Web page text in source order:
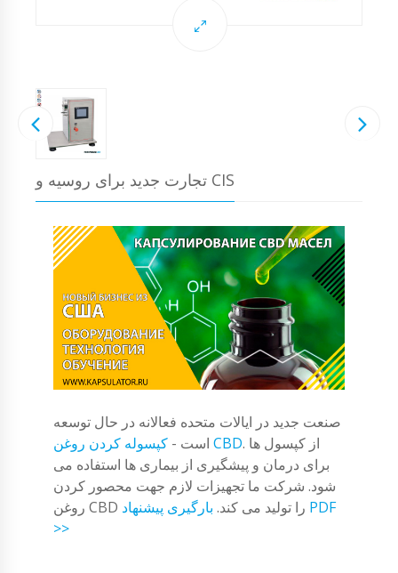
تجارت جدید برای روسیه و CIS
صنعت جدید در ایالات متحده فعالانه در حال توسعه
است - کپسوله کردن روغن CBD. از کپسول ها
برای درمان و پیشگیری از بیماری ها استفاده می
شود. شرکت ما تجهیزات لازم جهت محصور کردن
روغن CBD را تولید می کند. بارگیری پیشنهاد PDF
>>